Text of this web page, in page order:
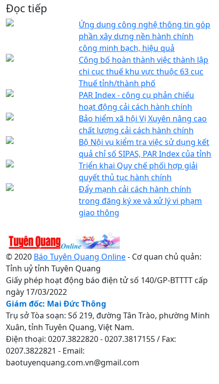
Đọc tiếp
Ứng dụng công nghệ thông tin góp
phần xây dựng nền hành chính
công minh bạch, hiệu quả
Công bố hoàn thành việc thành lập
chi cục thuế khu vực thuộc 63 cục
Thuế tỉnh/thành phố
PAR Index - công cụ phản chiếu
hoạt động cải cách hành chính
Bảo hiểm xã hội Vị Xuyên nâng cao
chất lượng cải cách hành chính
Bộ Nội vụ kiểm tra việc sử dụng kết
quả chỉ số SIPAS, PAR Index của tỉnh
Triển khai Quy chế phối hợp giải
quyết thủ tục hành chính
Đẩy mạnh cải cách hành chính
trong đăng ký xe và xử lý vi phạm
giao thông
© 2020 Báo Tuyên Quang Online- Cơ quan chủ quản:
Tỉnh uỷ tỉnh Tuyên Quang
Giấy phép hoạt động báo điện tử số 140/GP-BTTTT cấp
ngày 17/03/2022
Giám đốc: Mai Đức Thông
Trụ sở Tòa soạn: Số 219, đường Tân Trào, phường Minh
Xuân, tỉnh Tuyên Quang, Việt Nam.
Điện thoại: 0207.3822820 - 0207.3817155 / Fax:
0207.3822821 - Email:
baotuyenquang.com.vn@gmail.com